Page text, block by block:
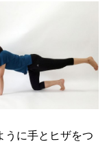
うに手とヒザをつ